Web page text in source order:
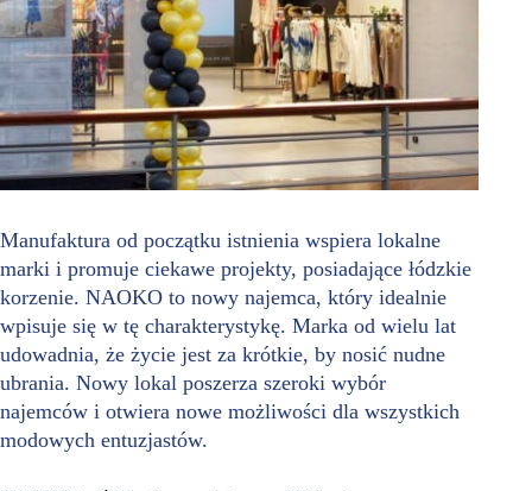
Manufaktura od początku istnienia wspiera lokalne
marki i promuje ciekawe projekty, posiadające łódzkie
korzenie. NAOKO to nowy najemca, który idealnie
wpisuje się w tę charakterystykę. Marka od wielu lat
udowadnia, że życie jest za krótkie, by nosić nudne
ubrania. Nowy lokal poszerza szeroki wybór
najemców i otwiera nowe możliwości dla wszystkich
modowych entuzjastów.